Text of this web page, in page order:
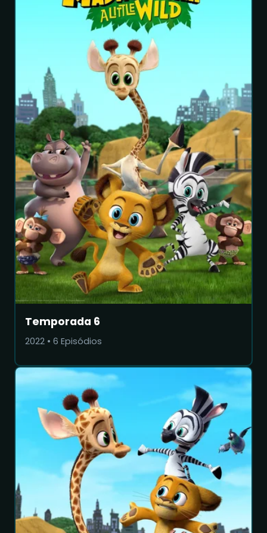
Temporada 6
2022 • 6 Episódios